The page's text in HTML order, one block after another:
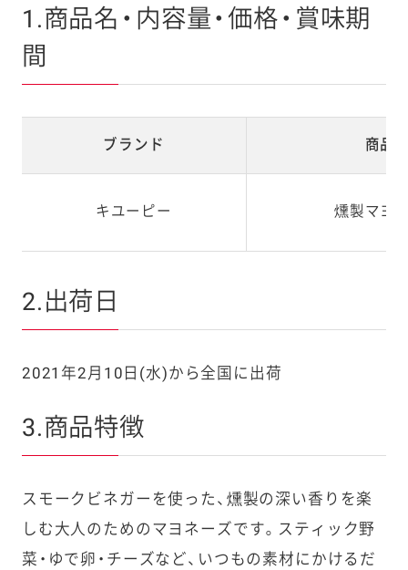
1.商品名・内容量・価格・賞味期
間
ブランド 商品
キユーピー 燻製マヨ
2.出荷日
2021年2月10日(水)から全国に出荷
3.商品特徴
スモークビネガーを使った、燻製の深い香りを楽
しむ大人のためのマヨネーズです。スティック野
菜・ゆで卵・チーズなど、いつもの素材にかけるだ